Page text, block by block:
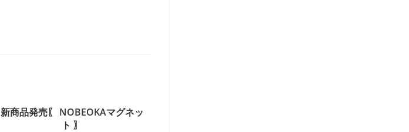
新商品発売〖 NOBEOKAマグネッ
ト 〗